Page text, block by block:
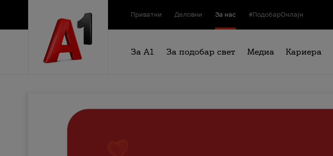
Приватни Деловни За нас #ПодобарОнлајн
За А1 За подобар свет Медиа Кариера